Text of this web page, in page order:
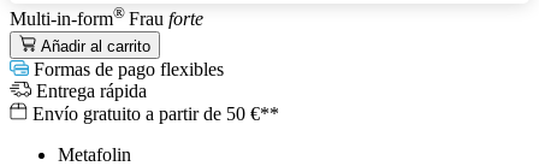
Multi-in-form® Frau forte
Añadir al carrito
Formas de pago flexibles
Entrega rápida
Envío gratuito a partir de 50 €**
Metafolin